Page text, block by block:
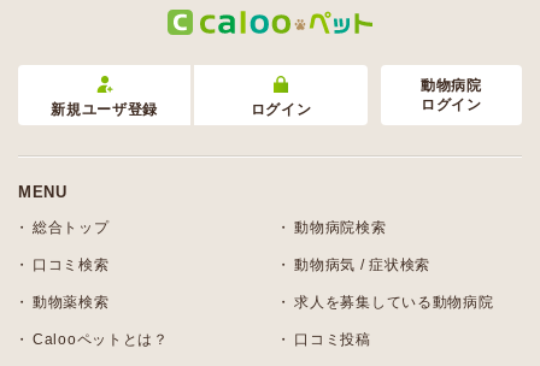
新規ユーザ登録 ログイン
動物病院
ログイン
MENU
総合トップ 動物病院検索
口コミ検索 動物病気 / 症状検索
動物薬検索 求人を募集している動物病院
Calooペットとは？ 口コミ投稿